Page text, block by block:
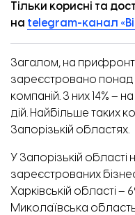
Тільки корисні та
на telegram-канал
Загалом, на
зареєстровано понад
компаній. З них 14% –
дій. Найбільше таких
Запорізькій областях.
У Запорізькій області
зареєстрованих
Харківській області –
Миколаївська